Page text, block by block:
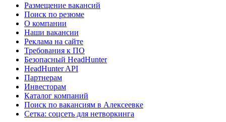
Размещение вакансий
Поиск по резюме
О компании
Наши вакансии
Реклама на сайте
Требования к ПО
Безопасный HeadHunter
HeadHunter API
Партнерам
Инвесторам
Каталог компаний
Поиск по вакансиям в Алексеевке
Сетка: соцсеть для нетворкинга